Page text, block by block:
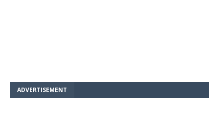
ADVERTISEMENT